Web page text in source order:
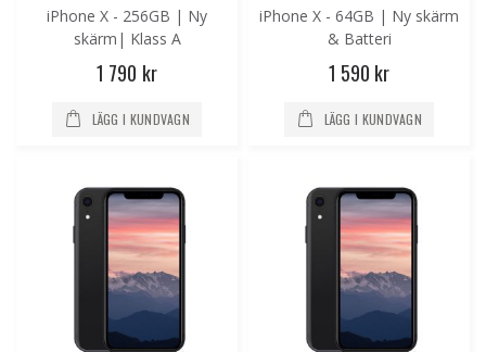
iPhone X - 256GB | Ny
skärm| Klass A
1 790 kr
LÄGG I KUNDVAGN
iPhone X - 64GB | Ny skärm
& Batteri
1 590 kr
LÄGG I KUNDVAGN